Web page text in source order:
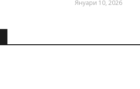
Януари 10, 2026